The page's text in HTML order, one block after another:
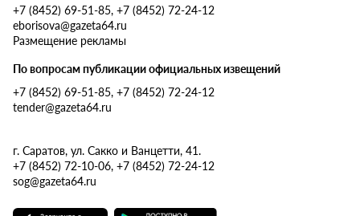
+7 (8452) 69-51-85, +7 (8452) 72-24-12
eborisova@gazeta64.ru
Размещение рекламы
По вопросам публикации официальных извещений
+7 (8452) 69-51-85, +7 (8452) 72-24-12
tender@gazeta64.ru
г. Саратов, ул. Сакко и Ванцетти, 41.
+7 (8452) 72-10-06, +7 (8452) 72-24-12
sog@gazeta64.ru